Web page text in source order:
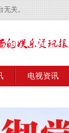
关。
电视资讯